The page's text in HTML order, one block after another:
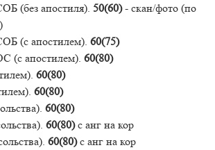
(без апостиля). 50(60)- скан/фото (по
(с апостилем). 60(75)
апостилем). 60(80)
60(80)
60(80)
60(80)
60(80)с анг на кор
60(80)с анг на кор